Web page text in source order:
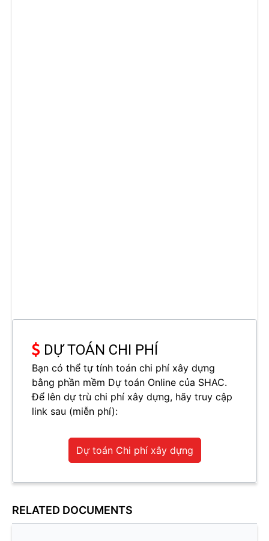
DỰ TOÁN CHI PHÍ
Bạn có thể tự tính toán chi phí xây dựng
bằng phần mềm Dự toán Online của SHAC.
Để lên dự trù chi phí xây dựng, hãy truy cập
link sau (miễn phí):
Dự toán Chi phí xây dựng
RELATED DOCUMENTS